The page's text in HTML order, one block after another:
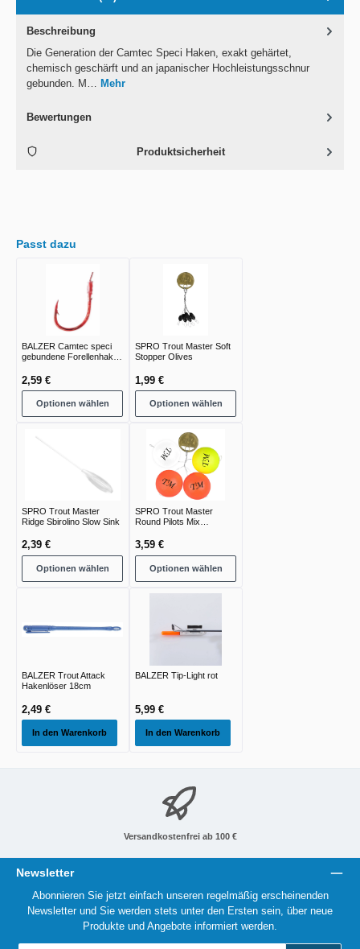
Beschreibung
Die Generation der Camtec Speci Haken, exakt gehärtet,
chemisch geschärft und an japanischer Hochleistungsschnur
gebunden. M… Mehr
Bewertungen
Produktsicherheit
Passt dazu
BALZER Camtec speci
gebundene Forellenhaken
2,59 €
Optionen wählen
SPRO Trout Master Soft
Stopper Olives
1,99 €
Optionen wählen
SPRO Trout Master
Ridge Sbirolino Slow Sink
2,39 €
Optionen wählen
SPRO Trout Master
Round Pilots Mix
3,59 €
Optionen wählen
BALZER Trout Attack
Hakenlöser 18cm
2,49 €
In den Warenkorb
BALZER Tip-Light rot
5,99 €
In den Warenkorb
Versandkostenfrei ab 100 €
Newsletter
Abonnieren Sie jetzt einfach unseren regelmäßig erscheinenden
Newsletter und Sie werden stets unter den Ersten sein, über neue
Produkte und Angebote informiert werden.